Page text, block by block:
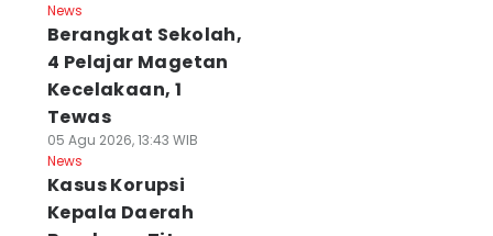
News
Berangkat Sekolah,
4 Pelajar Magetan
Kecelakaan, 1
Tewas
05 Agu 2026, 13:43 WIB
News
Kasus Korupsi
Kepala Daerah